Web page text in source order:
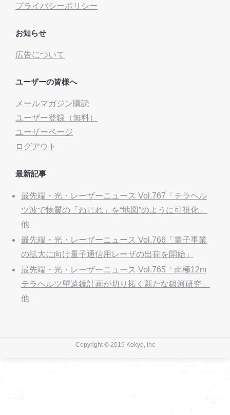
プライバシーポリシー
お知らせ
広告について
ユーザーの皆様へ
メールマガジン購読
ユーザー登録（無料）
ユーザーページ
ログアウト
最新記事
最先端・光・レーザーニュース Vol.767「テラヘル
ツ波で物質の「ねじれ」を“地図”のように可視化」
他
最先端・光・レーザーニュース Vol.766「量子事業
の拡大に向け量子通信用レーザの出荷を開始」
最先端・光・レーザーニュース Vol.765「南極12m
テラヘルツ望遠鏡計画が切り拓く新たな銀河研究」
他
Copyright © 2019 Kokyo, inc